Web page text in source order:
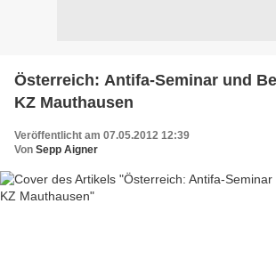
Österreich: Antifa-Seminar und
KZ Mauthausen
Veröffentlicht am 07.05.2012 12:39
Von Sepp Aigner